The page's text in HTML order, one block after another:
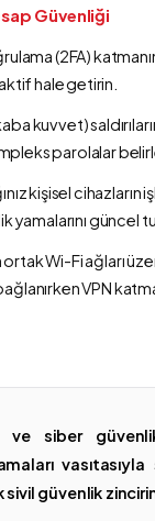
Güvenliği
(2FA)
hale getirin.
kuvvet)
parolalar
kişisel cihazların
yamalarını güncel
Wi-Fi ağları
VPN
siber
vasıtasıyla
güvenlik